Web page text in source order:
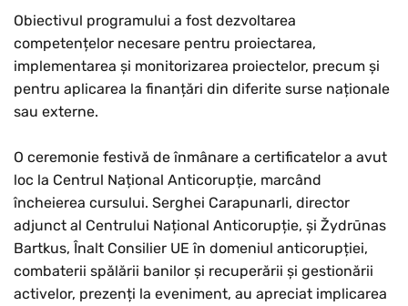
Obiectivul programului a fost dezvoltarea
competențelor necesare pentru proiectarea,
implementarea și monitorizarea proiectelor, precum și
pentru aplicarea la finanțări din diferite surse naționale
sau externe.
O ceremonie festivă de înmânare a certificatelor a avut
loc la Centrul Național Anticorupție, marcând
încheierea cursului. Serghei Carapunarli, director
adjunct al Centrului Național Anticorupție, și Žydrūnas
Bartkus, Înalt Consilier UE în domeniul anticorupției,
combaterii spălării banilor și recuperării și gestionării
activelor, prezenți la eveniment, au apreciat implicarea